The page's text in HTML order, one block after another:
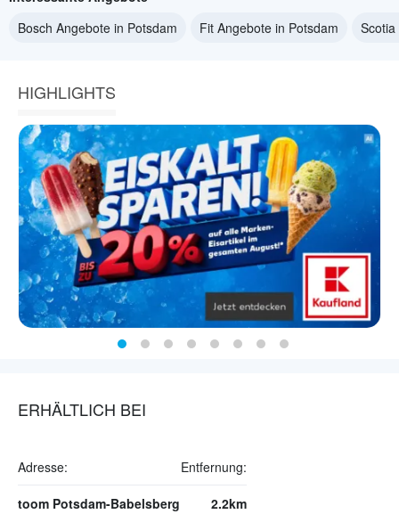
Bosch Angebote in Potsdam
Fit Angebote in Potsdam
HIGHLIGHTS
ERHÄLTLICH BEI
Adresse: Entfernung:
toom Potsdam-Babelsberg 2.2km